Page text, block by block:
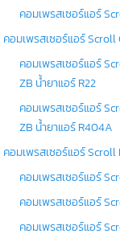
คอมเพรสเซอร์แอร์
คอมเพรสเซอร์แอร์
คอมเพรสเซอร์แอร์
ZB น้ำยาแอร์ R22
คอมเพรสเซอร์แอร์
ZB น้ำยาแอร์ R404A
คอมเพรสเซอร์แอร์
คอมเพรสเซอร์แอร์
คอมเพรสเซอร์แอร์
คอมเพรสเซอร์แอร์